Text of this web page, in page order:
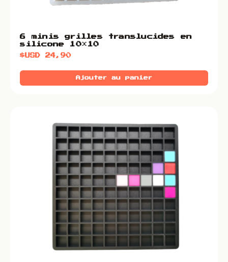
6 minis grilles translucides en
silicone 10×10
$USD24,90
Ajouter au panier